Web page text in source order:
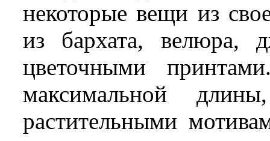
некоторые вещи из
из бархата, велюра,
цветочными
максимальной
растительными